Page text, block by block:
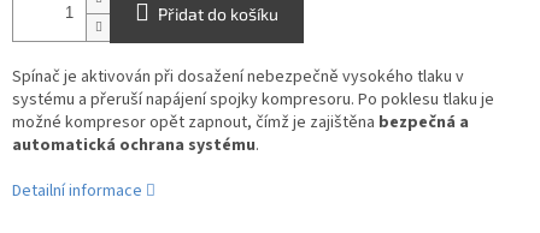
Přidat do košíku
Spínač je aktivován při dosažení nebezpečně vysokého tlaku v
systému a přeruší napájení spojky kompresoru. Po poklesu tlaku je
možné kompresor opět zapnout, čímž je zajištěna bezpečná a
automatická ochrana systému.
Detailní informace